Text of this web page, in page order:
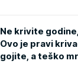
Ne krivite
Ovo je pravi
gojite, a teško